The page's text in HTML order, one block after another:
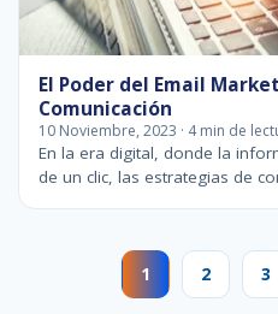
El Poder del Email
Comunicación
10 Noviembre, 2023 · 4 min de
En la era digital, donde la
de un clic, las estrategias de
1 2 3